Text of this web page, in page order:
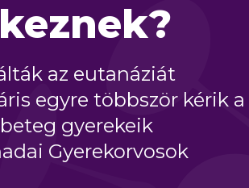
az eutanáziát
egyre többször kérik a
gyerekeik
Gyerekorvosok